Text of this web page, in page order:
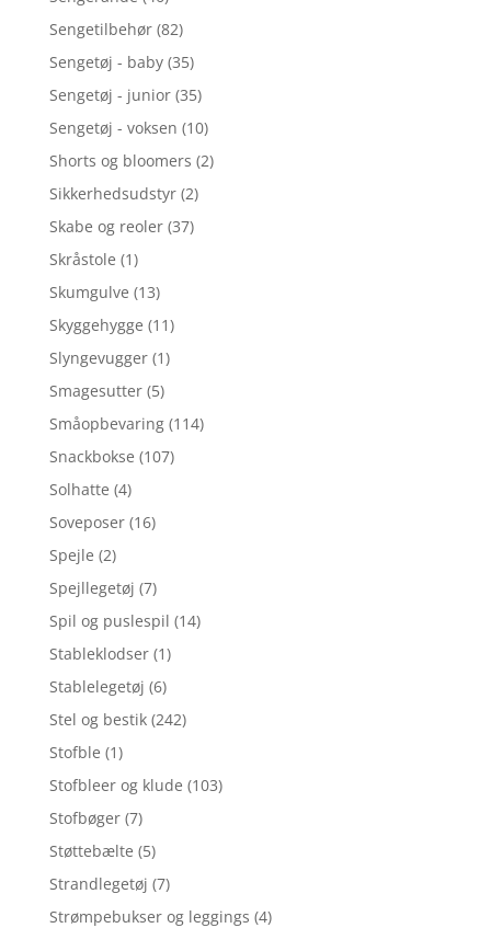
Sengetilbehør (82)
Sengetøj - baby (35)
Sengetøj - junior (35)
Sengetøj - voksen (10)
Shorts og bloomers (2)
Sikkerhedsudstyr (2)
Skabe og reoler (37)
Skråstole (1)
Skumgulve (13)
Skyggehygge (11)
Slyngevugger (1)
Smagesutter (5)
Småopbevaring (114)
Snackbokse (107)
Solhatte (4)
Soveposer (16)
Spejle (2)
Spejllegetøj (7)
Spil og puslespil (14)
Stableklodser (1)
Stablelegetøj (6)
Stel og bestik (242)
Stofble (1)
Stofbleer og klude (103)
Stofbøger (7)
Støttebælte (5)
Strandlegetøj (7)
Strømpebukser og leggings (4)